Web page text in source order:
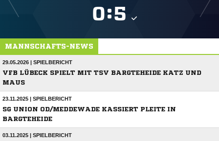
:
MANNSCHAFTS-NEWS
29.05.2026 | SPIELBERICHT
VFB LÜBECK SPIELT MIT TSV BARGTEHEIDE KATZ UND
MAUS
23.11.2025 | SPIELBERICHT
SG UNION OD/MEDDEWADE KASSIERT PLEITE IN
BARGTEHEIDE
03.11.2025 | SPIELBERICHT